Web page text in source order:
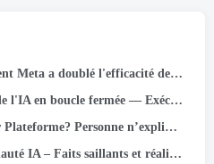
de son modèle de fondation publicitaire à l'échelle LLM
autonome/objectif pour les pipelines à correction automatique sur…
ce problème déroutant de nouveau titre de poste (2026 Guide)
saillants et réalisations des activités